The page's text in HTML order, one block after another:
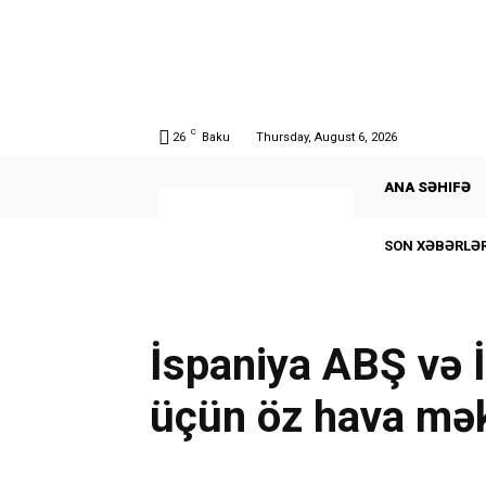
26 C Baku Thursday, August 6, 2026
ANA SƏHIFƏ
SON
İspaniya ABŞ və
üçün öz hava